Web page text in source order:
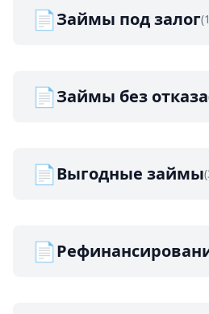
📄Займы под залог
📄Займы без отказа
📄Выгодные займы
📄